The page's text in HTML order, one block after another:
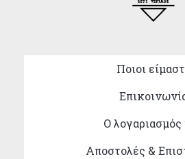
Ποιοι
Ο λογαριασμός
Αποστολές &